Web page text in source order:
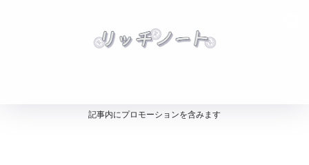
記事内にプロモーションを含みます